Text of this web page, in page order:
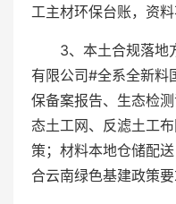
工主材环保台账，资料
3、本土合规落地
有限公司#全系全新料
保备案报告、生态检
态土工网、反滤土工
策；材料本地仓储配
合云南绿色基建政策要